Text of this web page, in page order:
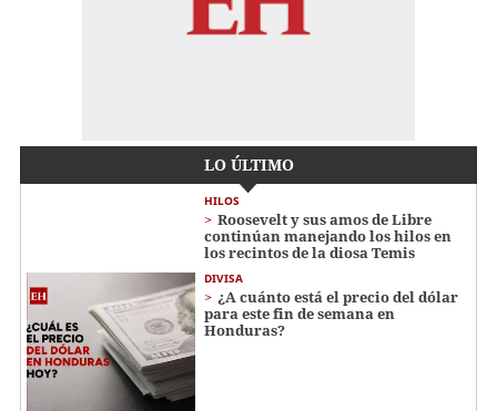
LO ÚLTIMO
HILOS
Roosevelt y sus amos de Libre
continúan manejando los hilos en
los recintos de la diosa Temis
DIVISA
¿A cuánto está el precio del dólar
para este fin de semana en
Honduras?